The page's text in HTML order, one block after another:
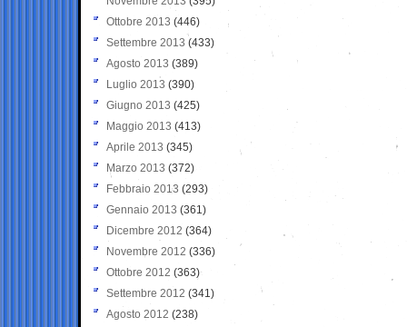
Ottobre 2013 (446)
Settembre 2013 (433)
Agosto 2013 (389)
Luglio 2013 (390)
Giugno 2013 (425)
Maggio 2013 (413)
Aprile 2013 (345)
Marzo 2013 (372)
Febbraio 2013 (293)
Gennaio 2013 (361)
Dicembre 2012 (364)
Novembre 2012 (336)
Ottobre 2012 (363)
Settembre 2012 (341)
Agosto 2012 (238)